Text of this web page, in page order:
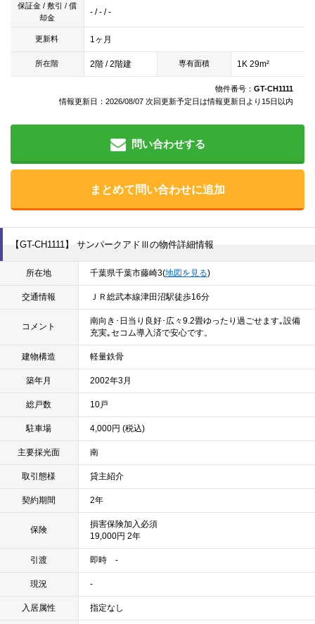
保証金 / 敷引 / 償
却金
- / - / -
更新料 1ヶ月
所在階 2階 / 2階建 専有面積 1K 29m²
物件番号： GT-CH1111
情報更新日：2026/08/07 次回更新予定日は情報更新日より15日以内
問い合わせする
まとめて問い合わせに追加
【GT-CH1111】 サンパークアドⅢの物件詳細情報
所在地 千葉県千葉市藤崎3(地図を見る)
交通情報 ＪＲ総武本線津田沼駅徒歩16分
コメント
南向き･日当り良好･広々9.2畳ゆったり過ごせます｡設備
充実｡セコム導入済で安心です。
建物構造 軽量鉄骨
築年月 2002年3月
総戸数 10戸
駐車場 4,000円 (税込)
主要採光面 南
取引態様 貸主紹介
契約期間 2年
保険
損害保険加入必須
19,000円 2年
引渡 即時 -
現況 -
入居属性 指定なし